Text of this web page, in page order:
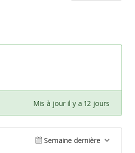
Mis à jour il y a 12 jours
Semaine dernière